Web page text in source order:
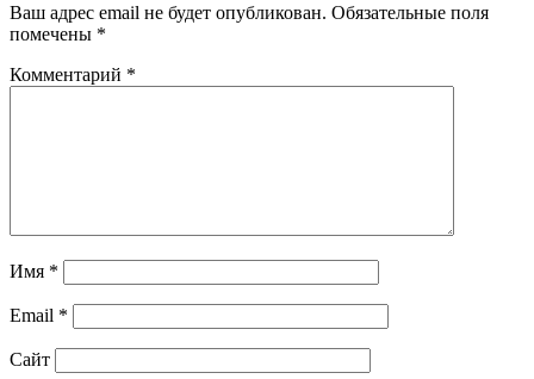
Ваш адрес email не будет опубликован. Обязательные поля
помечены *
Комментарий *
Имя *
Email *
Сайт